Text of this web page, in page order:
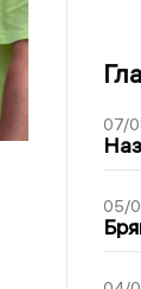
07/
05/